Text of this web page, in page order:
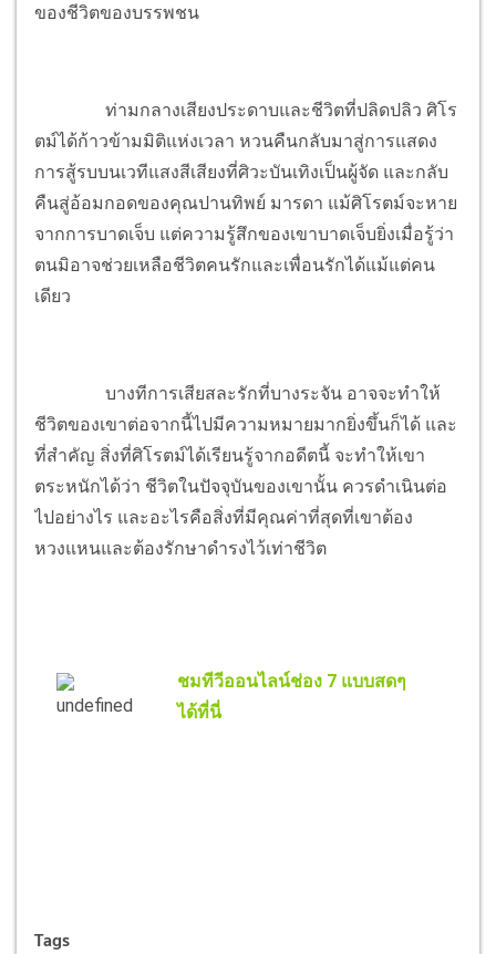
ของชีวิตของบรรพชน
ท่ามกลางเสียงประดาบและชีวิตที่ปลิดปลิว ศิโร
ตม์ได้ก้าวข้ามมิติแห่งเวลา หวนคืนกลับมาสู่การแสดง
การสู้รบบนเวทีแสงสีเสียงที่ศิวะบันเทิงเป็นผู้จัด และกลับ
คืนสู่อ้อมกอดของคุณปานทิพย์ มารดา แม้ศิโรตม์จะหาย
จากการบาดเจ็บ แต่ความรู้สึกของเขาบาดเจ็บยิ่งเมื่อรู้ว่า
ตนมิอาจช่วยเหลือชีวิตคนรักและเพื่อนรักได้แม้แต่คน
เดียว
บางทีการเสียสละรักที่บางระจัน อาจจะทำให้
ชีวิตของเขาต่อจากนี้ไปมีความหมายมากยิ่งขึ้นก็ได้ และ
ที่สำคัญ สิ่งที่ศิโรตม์ได้เรียนรู้จากอดีตนี้ จะทำให้เขา
ตระหนักได้ว่า ชีวิตในปัจจุบันของเขานั้น ควรดำเนินต่อ
ไปอย่างไร และอะไรคือสิ่งที่มีคุณค่าที่สุดที่เขาต้อง
หวงแหนและต้องรักษาดำรงไว้เท่าชีวิต
ชมทีวีออนไลน์ช่อง 7 แบบสดๆ
ได้ที่นี่
Tags